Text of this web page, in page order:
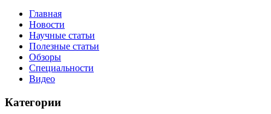
Главная
Новости
Научные статьи
Полезные статьи
Обзоры
Специальности
Видео
Категории